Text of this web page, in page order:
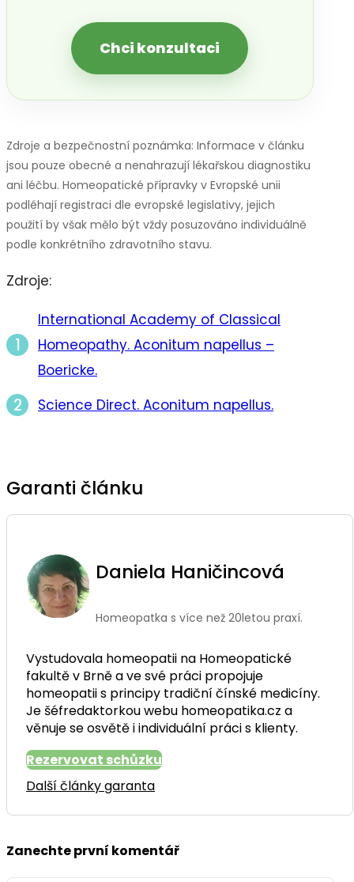
Chci konzultaci
Zdroje a bezpečnostní poznámka: Informace v článku
jsou pouze obecné a nenahrazují lékařskou diagnostiku
ani léčbu. Homeopatické přípravky v Evropské unii
podléhají registraci dle evropské legislativy, jejich
použití by však mělo být vždy posuzováno individuálně
podle konkrétního zdravotního stavu.
Zdroje:
International Academy of Classical
Homeopathy. Aconitum napellus –
Boericke.
Science Direct. Aconitum napellus.
Garanti článku
Daniela Haničincová
Homeopatka s více než 20letou praxí.
Vystudovala homeopatii na Homeopatické
fakultě v Brně a ve své práci propojuje
homeopatii s principy tradiční čínské medicíny.
Je šéfredaktorkou webu homeopatika.cz a
věnuje se osvětě i individuální práci s klienty.
Rezervovat schůzku
Další články garanta
Zanechte první komentář